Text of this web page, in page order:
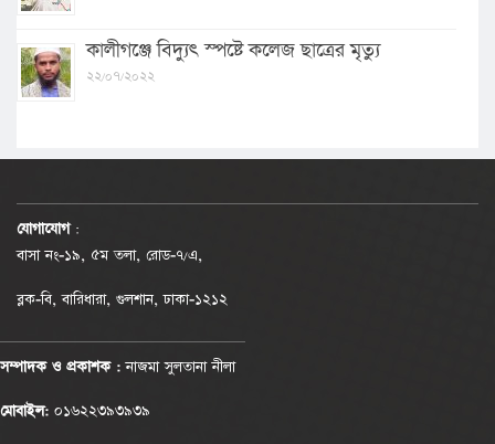
কালীগঞ্জে বিদ্যুৎ স্পষ্টে কলেজ ছাত্রের মৃত্যু
২২/০৭/২০২২
যোগাযোগ :
বাসা নং-১৯, ৫ম তলা, রোড-৭/এ,
ব্লক-বি, বারিধারা, গুলশান, ঢাকা-১২১২
সম্পাদক ও প্রকাশক :নাজমা সুলতানা নীলা
মোবাইল: ০১৬২২৩৯৩৯৩৯